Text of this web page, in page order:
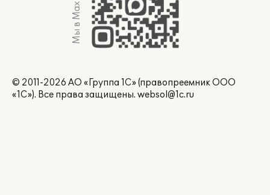
Мы в Max
© 2011-2026 АО «Группа 1С» (правопреемник ООО
«1С»). Все права защищены. websol@1c.ru